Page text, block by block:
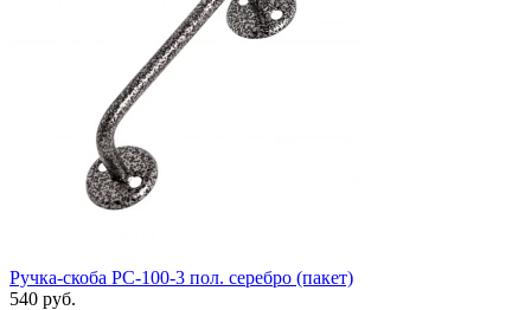
Ручка-скоба РС-100-3 пол. серебро (пакет)
540 руб.